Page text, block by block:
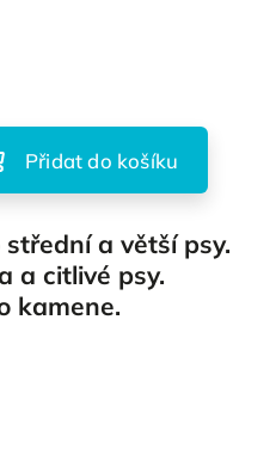
Přidat do košíku
a větší psy.
a citlivé psy.
kamene.